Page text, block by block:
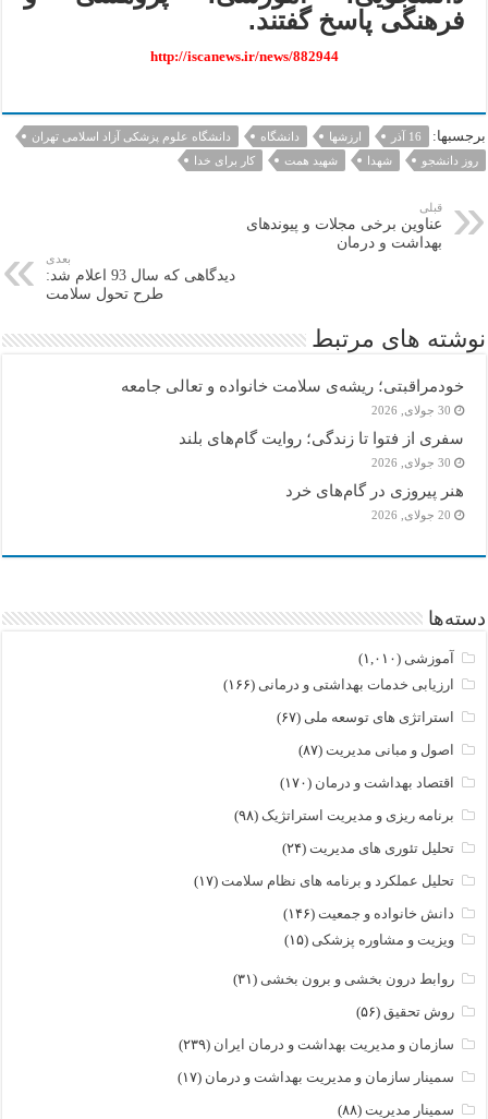
فرهنگی پاسخ گفتند.
http://iscanews.ir/news/882944
برجسبها: 16 آذر ارزشها دانشگاه
دانشگاه علوم پزشکی آزاد اسلامی تهران
روز دانشجو
شهدا شهید همت کار برای خدا
قبلی
عناوین برخی مجلات و پیوندهای
بهداشت و درمان
بعدی
دیدگاهی که سال 93 اعلام شد:
طرح تحول سلامت
نوشته های مرتبط
خودمراقبتی؛ ریشه‌ی سلامت خانواده و تعالی جامعه
30 جولای, 2026
سفری از فتوا تا زندگی؛ روایت گام‌های بلند
30 جولای, 2026
هنر پیروزی در گام‌های خرد
20 جولای, 2026
دسته‌ها
آموزشی (۱,۰۱۰)
ارزیابی خدمات بهداشتی و درمانی (۱۶۶)
استراتژی های توسعه ملی (۶۷)
اصول و مبانی مدیریت (۸۷)
اقتصاد بهداشت و درمان (۱۷۰)
برنامه ریزی و مدیریت استراتژیک (۹۸)
تحلیل تئوری های مدیریت (۲۴)
تحلیل عملکرد و برنامه های نظام سلامت (۱۷)
دانش خانواده و جمعیت (۱۴۶)
ویزیت و مشاوره پزشکی (۱۵)
روابط درون بخشی و برون بخشی (۳۱)
روش تحقیق (۵۶)
سازمان و مدیریت بهداشت و درمان ایران (۲۳۹)
سمینار سازمان و مدیریت بهداشت و درمان (۱۷)
سمینار مدیریت (۸۸)